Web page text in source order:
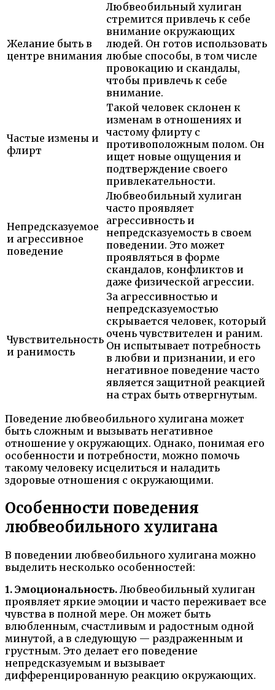
Желание быть в
центре внимания
Любвеобильный хулиган
стремится привлечь к себе
внимание окружающих
людей. Он готов использовать
любые способы, в том числе
провокацию и скандалы,
чтобы привлечь к себе
внимание.
Частые измены и
флирт
Такой человек склонен к
изменам в отношениях и
частому флирту с
противоположным полом. Он
ищет новые ощущения и
подтверждение своего
привлекательности.
Непредсказуемое
и агрессивное
поведение
Любвеобильный хулиган
часто проявляет
агрессивность и
непредсказуемость в своем
поведении. Это может
проявляться в форме
скандалов, конфликтов и
даже физической агрессии.
Чувствительность
и ранимость
За агрессивностью и
непредсказуемостью
скрывается человек, который
очень чувствителен и раним.
Он испытывает потребность
в любви и признании, и его
негативное поведение часто
является защитной реакцией
на страх быть отвергнутым.
Поведение любвеобильного хулигана может
быть сложным и вызывать негативное
отношение у окружающих. Однако, понимая его
особенности и потребности, можно помочь
такому человеку исцелиться и наладить
здоровые отношения с окружающими.
Особенности поведения
любвеобильного хулигана
В поведении любвеобильного хулигана можно
выделить несколько особенностей:
1. Эмоциональность. Любвеобильный хулиган
проявляет яркие эмоции и часто переживает все
чувства в полной мере. Он может быть
влюбленным, счастливым и радостным одной
минутой, а в следующую — раздраженным и
грустным. Это делает его поведение
непредсказуемым и вызывает
дифференцированную реакцию окружающих.